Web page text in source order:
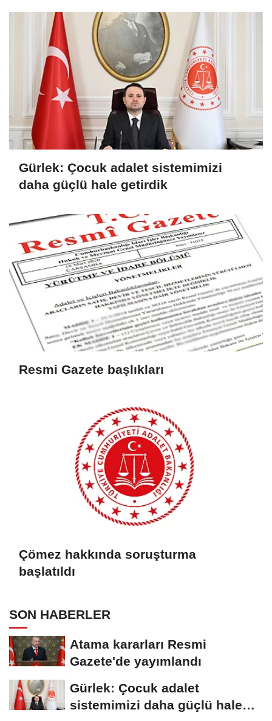
Gürlek: Çocuk adalet sistemimizi
daha güçlü hale getirdik
Resmi Gazete başlıkları
Çömez hakkında soruşturma
başlatıldı
SON HABERLER
Atama kararları Resmi
Gazete'de yayımlandı
Gürlek: Çocuk adalet
sistemimizi daha güçlü hale